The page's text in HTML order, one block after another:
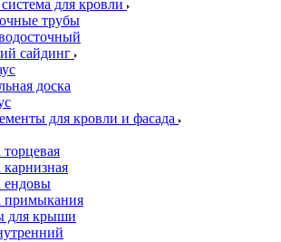
для кровли
трубы
сайдинг
доска
для кровли и фасада
ендовы
примыкания
для крыши